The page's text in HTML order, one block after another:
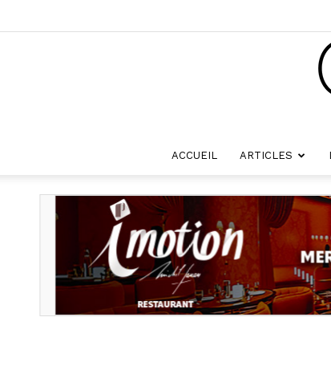
ACCUEIL ARTICLES